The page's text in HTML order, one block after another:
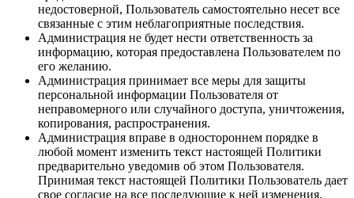
недостоверной, Пользователь самостоятельно несет все
связанные с этим неблагоприятные последствия.
Администрация не будет нести ответственность за
информацию, которая предоставлена Пользователем по
его желанию.
Администрация принимает все меры для защиты
персональной информации Пользователя от
неправомерного или случайного доступа, уничтожения,
копирования, распространения.
Администрация вправе в одностороннем порядке в
любой момент изменить текст настоящей Политики
предварительно уведомив об этом Пользователя.
Принимая текст настоящей Политики Пользователь дает
свое согласие на все последующие к ней изменения.